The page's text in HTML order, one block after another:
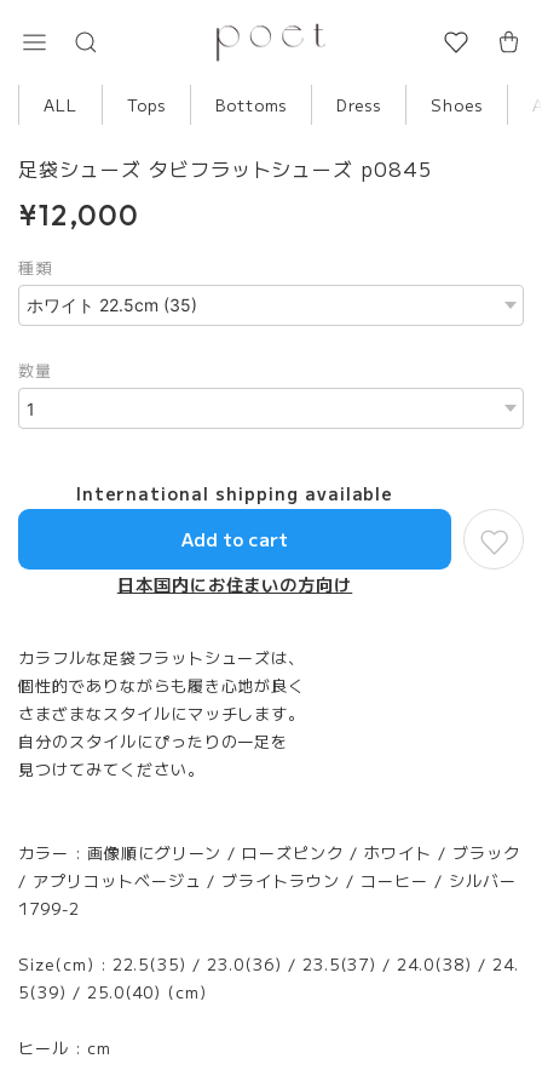
ALL Tops Bottoms Dress Shoes
足袋シューズ タビフラットシューズ p0845
¥12,000
種類
数量
International shipping available
Add to cart
日本国内にお住まいの方向け
カラフルな足袋フラットシューズは、
個性的でありながらも履き心地が良く
さまざまなスタイルにマッチします。
自分のスタイルにぴったりの一足を
見つけてみてください。
カラー : 画像順にグリーン / ローズピンク / ホワイト / ブラック
/ アプリコットベージュ / ブライトラウン / コーヒー / シルバー
1799-2
Size(cm) : 22.5(35) / 23.0(36) / 23.5(37) / 24.0(38) / 24.
5(39) / 25.0(40) (cm)
ヒール : cm